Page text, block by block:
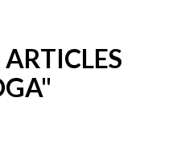
ARTICLES